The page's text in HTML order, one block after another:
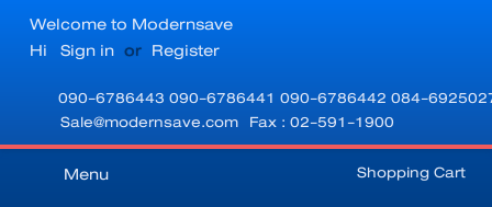
Welcome to Modernsave
Hi Sign in or Register
090-6786443 090-6786441 090-6786442 084-
Sale@modernsave.com Fax : 02-591-1900
Shopping Cart
Menu